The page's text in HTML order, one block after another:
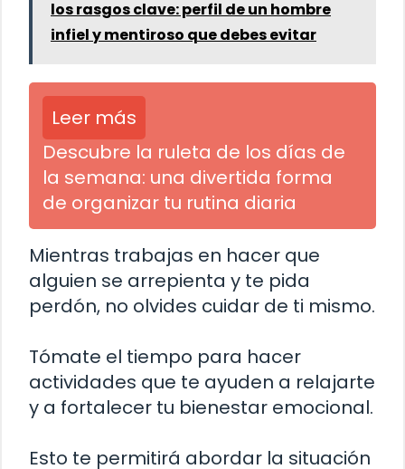
los rasgos clave: perfil de un hombre
infiel y mentiroso que debes evitar
Leer más
Descubre la ruleta de los días de
la semana: una divertida forma
de organizar tu rutina diaria
Mientras trabajas en hacer que
alguien se arrepienta y te pida
perdón, no olvides cuidar de ti mismo.
Tómate el tiempo para hacer
actividades que te ayuden a relajarte
y a fortalecer tu bienestar emocional.
Esto te permitirá abordar la situación